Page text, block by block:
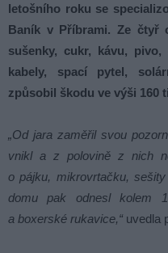
letošního roku se
Baník v Příbrami. Ze čtyř
sušenky, cukr, kávu,
kabely, spací pytel,
způsobil škodu ve výši 160
„Od jara zaměřil svou
vnikl a z polovině z nich
o pájku, mikrovrtačku,
domu pak odnesl kolem
a boxerské rukavice,“ uvedla